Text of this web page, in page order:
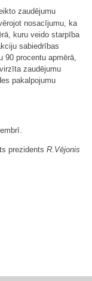
zaudējumu
nosacījumu, ka
kuru veido starpība
sabiedrības
procentu apmērā,
zaudējumu
pakalpojumu
prezidents R.Vējonis